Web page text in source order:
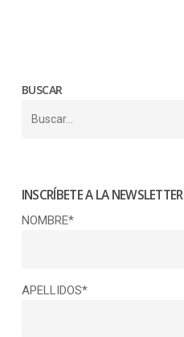
BUSCAR
INSCRÍBETE A LA NEWSLETTER
NOMBRE*
APELLIDOS*